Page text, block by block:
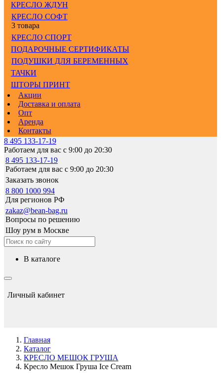
КРЕСЛО ЖДУН
КРЕСЛО СОФТ
3 товара
КРЕСЛО СПОРТ
ПОДАРОЧНЫЕ СЕРТИФИКАТЫ
ПОДУШКИ ДЛЯ БЕРЕМЕННЫХ
ТАЧКИ
ШТОРЫ ПРИНТ
Акции
Доставка и оплата
Опт
Аренда
Контакты
8 495 133-17-19
Работаем для вас с 9:00 до 20:30
8 495 133-17-19
Работаем для вас с 9:00 до 20:30
Заказать звонок
8 800 1000 994
Для регионов РФ
zakaz@bean-bag.ru
Вопросы по решению
Шоу рум в Москве
в каталоге
Личный кабинет
Главная
Каталог
КРЕСЛО МЕШОК ГРУША
Кресло Мешок Груша Ice Cream